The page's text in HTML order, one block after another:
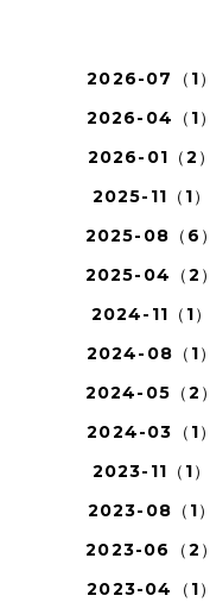
2026-07（1）
2026-04（1）
2026-01（2）
2025-11（1）
2025-08（6）
2025-04（2）
2024-11（1）
2024-08（1）
2024-05（2）
2024-03（1）
2023-11（1）
2023-08（1）
2023-06（2）
2023-04（1）